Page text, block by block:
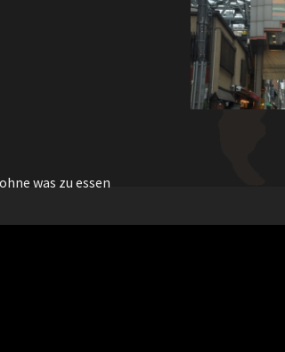
was zu essen